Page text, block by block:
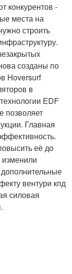
конкурентов -
места на
строить
созданы по
Hoversurf
в
EDF
позволяет
Главная
её до
изменили
вентури кпд
силовая